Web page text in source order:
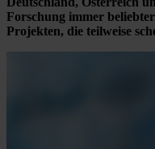
Forschung immer
Projekten, die teilweise